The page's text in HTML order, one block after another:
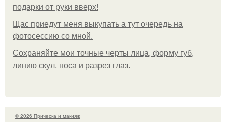
подарки от руки вверх!
Щас приедут меня выкупать а тут очередь на
фотосессию со мной.
Сохраняйте мои точные черты лица, форму губ,
линию скул, носа и разрез глаз.
© 2026 Прическа и макияж